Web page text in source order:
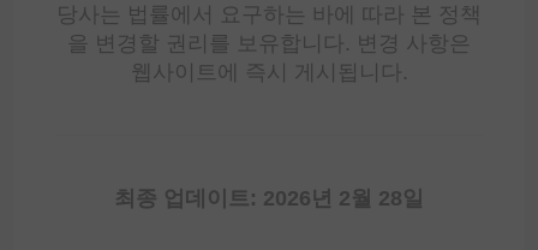
당사는 법률에서 요구하는 바에 따라 본 정책
을 변경할 권리를 보유합니다. 변경 사항은
웹사이트에 즉시 게시됩니다.
최종 업데이트: 2026년 2월 28일